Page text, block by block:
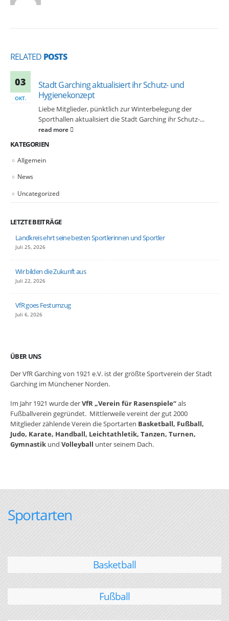
RELATED POSTS
03
OKT.
Stadt Garching aktualisiert ihr Schutz- und
Hygienekonzept
Liebe Mitglieder, pünktlich zur Winterbelegung der
Sporthallen aktualisiert die Stadt Garching ihr Schutz-...
read more
KATEGORIEN
Allgemein
News
Uncategorized
LETZTE BEITRÄGE
Landkreis ehrt seine besten Sportlerinnen und Sportler
Juli 25, 2026
Wir bilden die Zukunft aus
Juli 22, 2026
VfR goes Festumzug
Juli 6, 2026
ÜBER UNS
Der VfR Garching von 1921 e.V. ist der größte Sportverein der Stadt
Garching im Münchener Norden.
Im Jahr 1921 wurde derVfR „Verein für Rasenspiele“als
Fußballverein gegründet. Mittlerweile vereint der gut 2000
Mitglieder zählende Verein die Sportarten Basketball, Fußball,
Judo, Karate, Handball, Leichtathletik, Tanzen, Turnen,
Gymnastik und Volleyball unter seinem Dach.
Sportarten
Basketball
Fußball